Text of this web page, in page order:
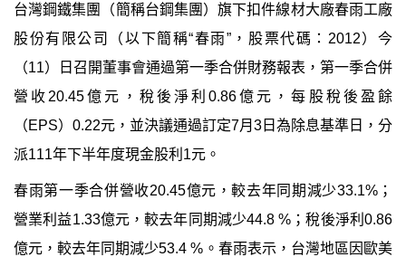
台灣鋼鐵集團（簡稱台鋼集團）旗下扣件線材大廠春雨工廠
股份有限公司（以下簡稱“春雨”，股票代碼： 2012）今
（11）日召開董事會通過第一季合併財務報表，第一季合併
營收 20.45億元，稅後淨利0.86億元，每股稅後盈餘
（EPS） 0.22元，並決議通過訂定7月 3 日為除息基準日，分
派111年下半年度現金股利 1元。
春雨第一季合併營收20.45億元，較去年同期減少33.1% ；
營業利益1.33億元，較去年同期減少44.8 % ；稅後淨利0.86
億元，較去年同期減少53.4 % 。春雨表示，台灣地區因 歐美